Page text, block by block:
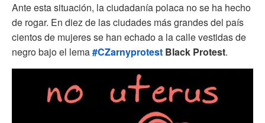
Ante esta situación, la ciudadanía polaca no se ha hecho
de rogar. En diez de las ciudades más grandes del país
cientos de mujeres se han echado a la calle vestidas de
negro bajo el lema#CZarnyprotest Black Protest.